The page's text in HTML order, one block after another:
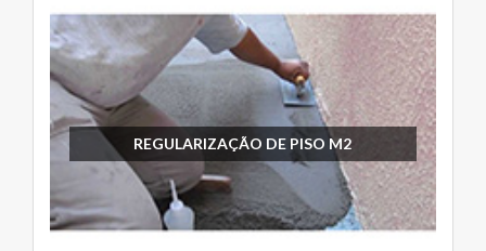
REGULARIZAÇÃO DE PISO M2